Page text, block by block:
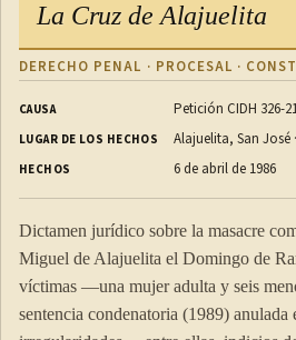
La Cruz de Alajuelita
DERECHO PENAL · PROCESAL ·
CAUSA Petición CIDH 326-
LUGAR DE LOS HECHOS Alajuelita, San José
HECHOS 6 de abril de 1986
Dictamen jurídico sobre la masacre
Miguel de Alajuelita el Domingo de
víctimas —una mujer adulta y seis
sentencia condenatoria (1989) anulada